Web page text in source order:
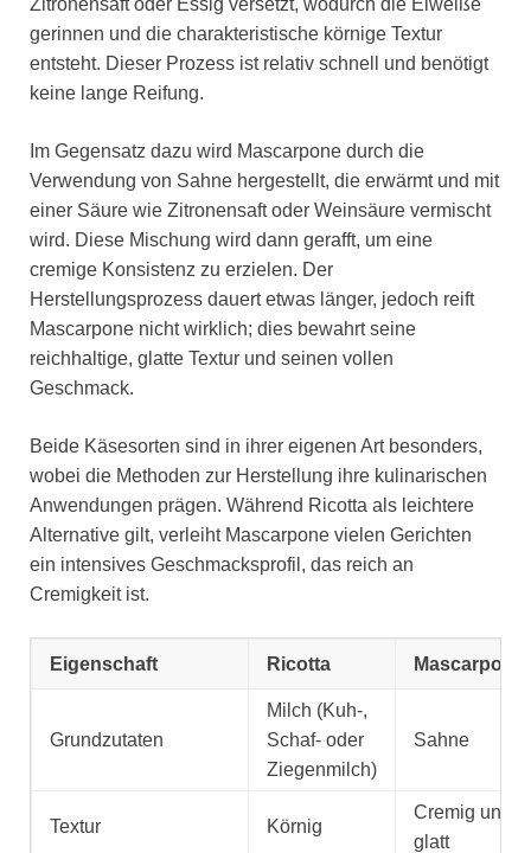
gerinnen und die charakteristische körnige Textur
entsteht. Dieser Prozess ist relativ schnell und benötigt
keine lange Reifung.
Im Gegensatz dazu wird Mascarpone durch die
Verwendung von Sahne hergestellt, die erwärmt und mit
einer Säure wie Zitronensaft oder Weinsäure vermischt
wird. Diese Mischung wird dann gerafft, um eine
cremige Konsistenz zu erzielen. Der
Herstellungsprozess dauert etwas länger, jedoch reift
Mascarpone nicht wirklich; dies bewahrt seine
reichhaltige, glatte Textur und seinen vollen
Geschmack.
Beide Käsesorten sind in ihrer eigenen Art besonders,
wobei die Methoden zur Herstellung ihre kulinarischen
Anwendungen prägen. Während Ricotta als leichtere
Alternative gilt, verleiht Mascarpone vielen Gerichten
ein intensives Geschmacksprofil, das reich an
Cremigkeit ist.
Eigenschaft Ricotta Mascarpone
Grundzutaten
Milch (Kuh-,
Schaf- oder
Ziegenmilch)
Sahne
Textur Körnig
Cremig und
glatt